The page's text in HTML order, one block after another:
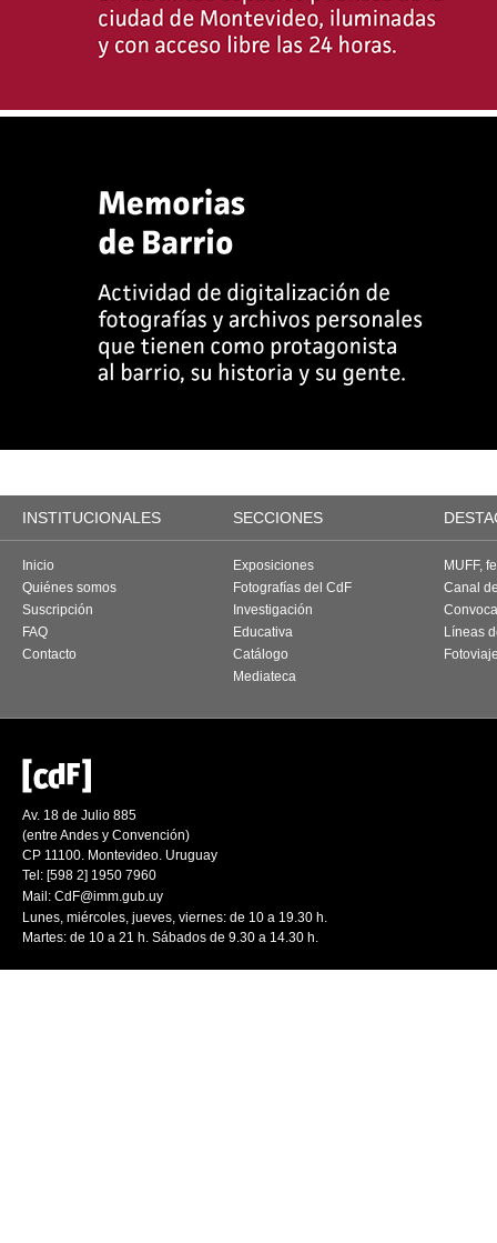
INSTITUCIONALES SECCIONES
Inicio
Quiénes somos
Suscripción
FAQ
Contacto
Exposiciones
Fotografías del CdF
Investigación
Educativa
Catálogo
Mediateca
MUFF,
Canal
Líneas
Av. 18 de Julio 885
(entre Andes y Convención)
CP 11100. Montevideo. Uruguay
Tel: [598 2] 1950 7960
Mail: CdF@imm.gub.uy
Lunes, miércoles, jueves, viernes: de 10 a 19.30 h.
Martes: de 10 a 21 h. Sábados de 9.30 a 14.30 h.